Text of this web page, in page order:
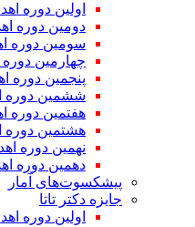
اولین دوره
دومین دوره
سومین دوره
چهارمین دوره
پنجمین دوره
ششمین دوره
هفتمین دوره
هشتمین دوره
نهمین دوره
دهمین دوره
پیشکسوت‌های آمار
جایزه دکتر تاتا
اولین دوره اهدا